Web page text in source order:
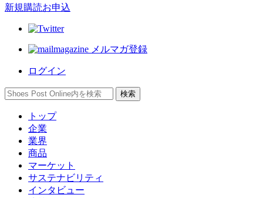
新規購読お申込
メルマガ登録
ログイン
トップ
企業
業界
商品
マーケット
サステナビリティ
インタビュー